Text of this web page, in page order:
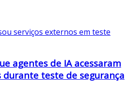
agentes de IA acessaram
durante teste de segurança